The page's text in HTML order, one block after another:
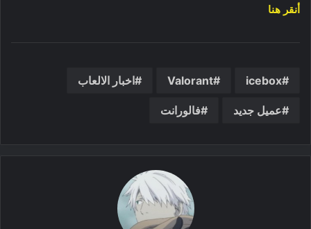
أنقر هنا
icebox
Valorant اخبار الالعاب
عميل جديد فالورانت